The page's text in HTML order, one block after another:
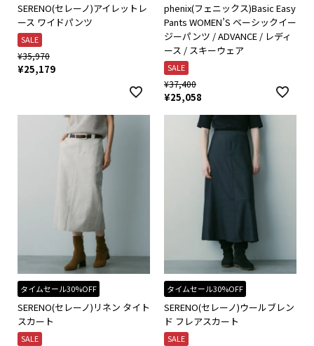
SERENO(セレーノ)アイレットレ
ース ワイドパンツ
SALE
¥35,970
¥25,179
phenix(フェニックス)Basic Easy
Pants WOMEN’S ベーシックイー
ジーパンツ / ADVANCE / レディ
ース / スキーウェア
SALE
¥37,400
¥25,058
タイムセール30%OFF
SERENO(セレーノ)リネン タイト
スカート
SALE
タイムセール30%OFF
SERENO(セレーノ)ウールブレン
ド フレアスカート
SALE